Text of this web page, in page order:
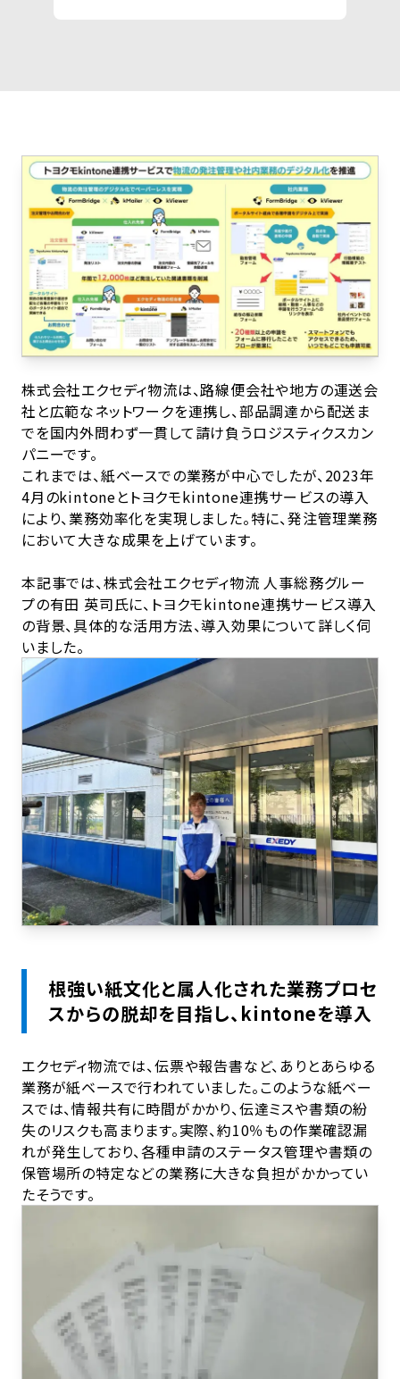
株式会社エクセディ物流は、路線便会社や地方の運送会
社と広範なネットワークを連携し、部品調達から配送ま
でを国内外問わず一貫して請け負うロジスティクスカン
パニーです。
これまでは、紙ベースでの業務が中心でしたが、2023年
4月のkintoneとトヨクモkintone連携サービスの導入
により、業務効率化を実現しました。特に、発注管理業務
において大きな成果を上げています。
本記事では、株式会社エクセディ物流 人事総務グルー
プの有田 英司氏に、トヨクモkintone連携サービス導入
の背景、具体的な活用方法、導入効果について詳しく伺
いました。
根強い紙文化と属人化された業務プロセ
スからの脱却を目指し、kintoneを導入
エクセディ物流では、伝票や報告書など、ありとあらゆる
業務が紙ベースで行われていました。このような紙ベー
スでは、情報共有に時間がかかり、伝達ミスや書類の紛
失のリスクも高まります。実際、約10％もの作業確認漏
れが発生しており、各種申請のステータス管理や書類の
保管場所の特定などの業務に大きな負担がかかってい
たそうです。